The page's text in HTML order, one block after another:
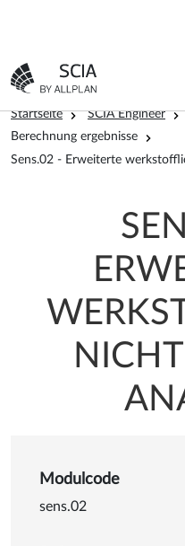
Zur Startseite gehen
Startseite SCIA Engineer
Berechnung ergebnisse
Sens.02 - Erweiterte
Modulcode
sens.02